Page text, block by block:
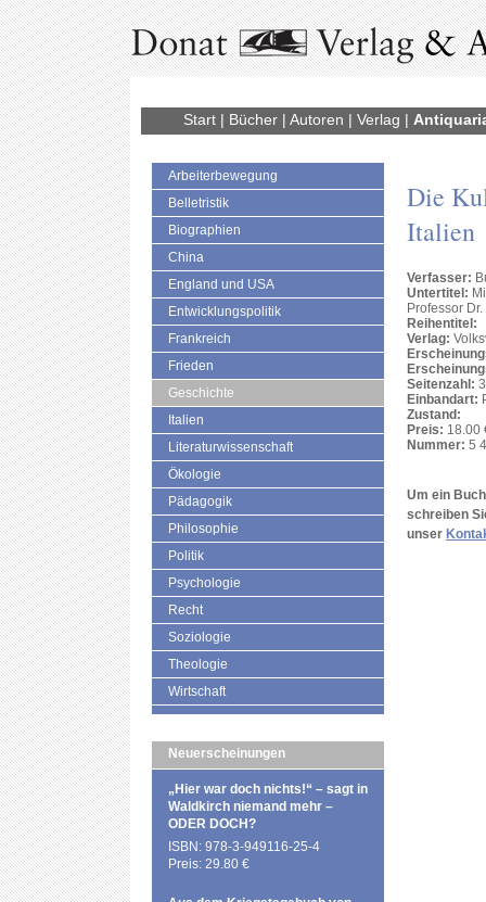
Start | Bücher | Autoren | Verlag |
Arbeiterbewegung
Belletristik
Biographien
China
England und USA
Entwicklungspolitik
Frankreich
Frieden
Geschichte
Italien
Literaturwissenschaft
Ökologie
Pädagogik
Philosophie
Politik
Psychologie
Recht
Soziologie
Theologie
Wirtschaft
Neuerscheinungen
„Hier war doch nichts!“ – sagt in
Waldkirch niemand mehr –
ODER DOCH?
ISBN: 978-3-949116-25-4
Preis: 29.80 €
Die
Italien
Verfasser:
Untertitel:
Professor
Reihentitel:
Verlag:
Seitenzahl:
Einbandart:
Zustand:
Preis: 18.00
Nummer: 5
Um ein
schreiben
unser